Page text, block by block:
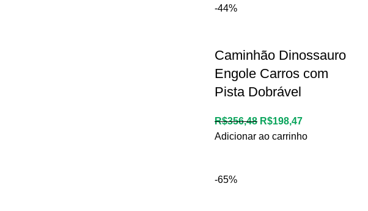
-44%
Caminhão Dinossauro
Engole Carros com
Pista Dobrável
R$356,48 R$198,47
Adicionar ao carrinho
-65%